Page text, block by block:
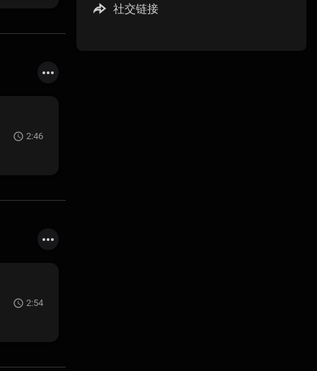
2:46
2:54
社交链接